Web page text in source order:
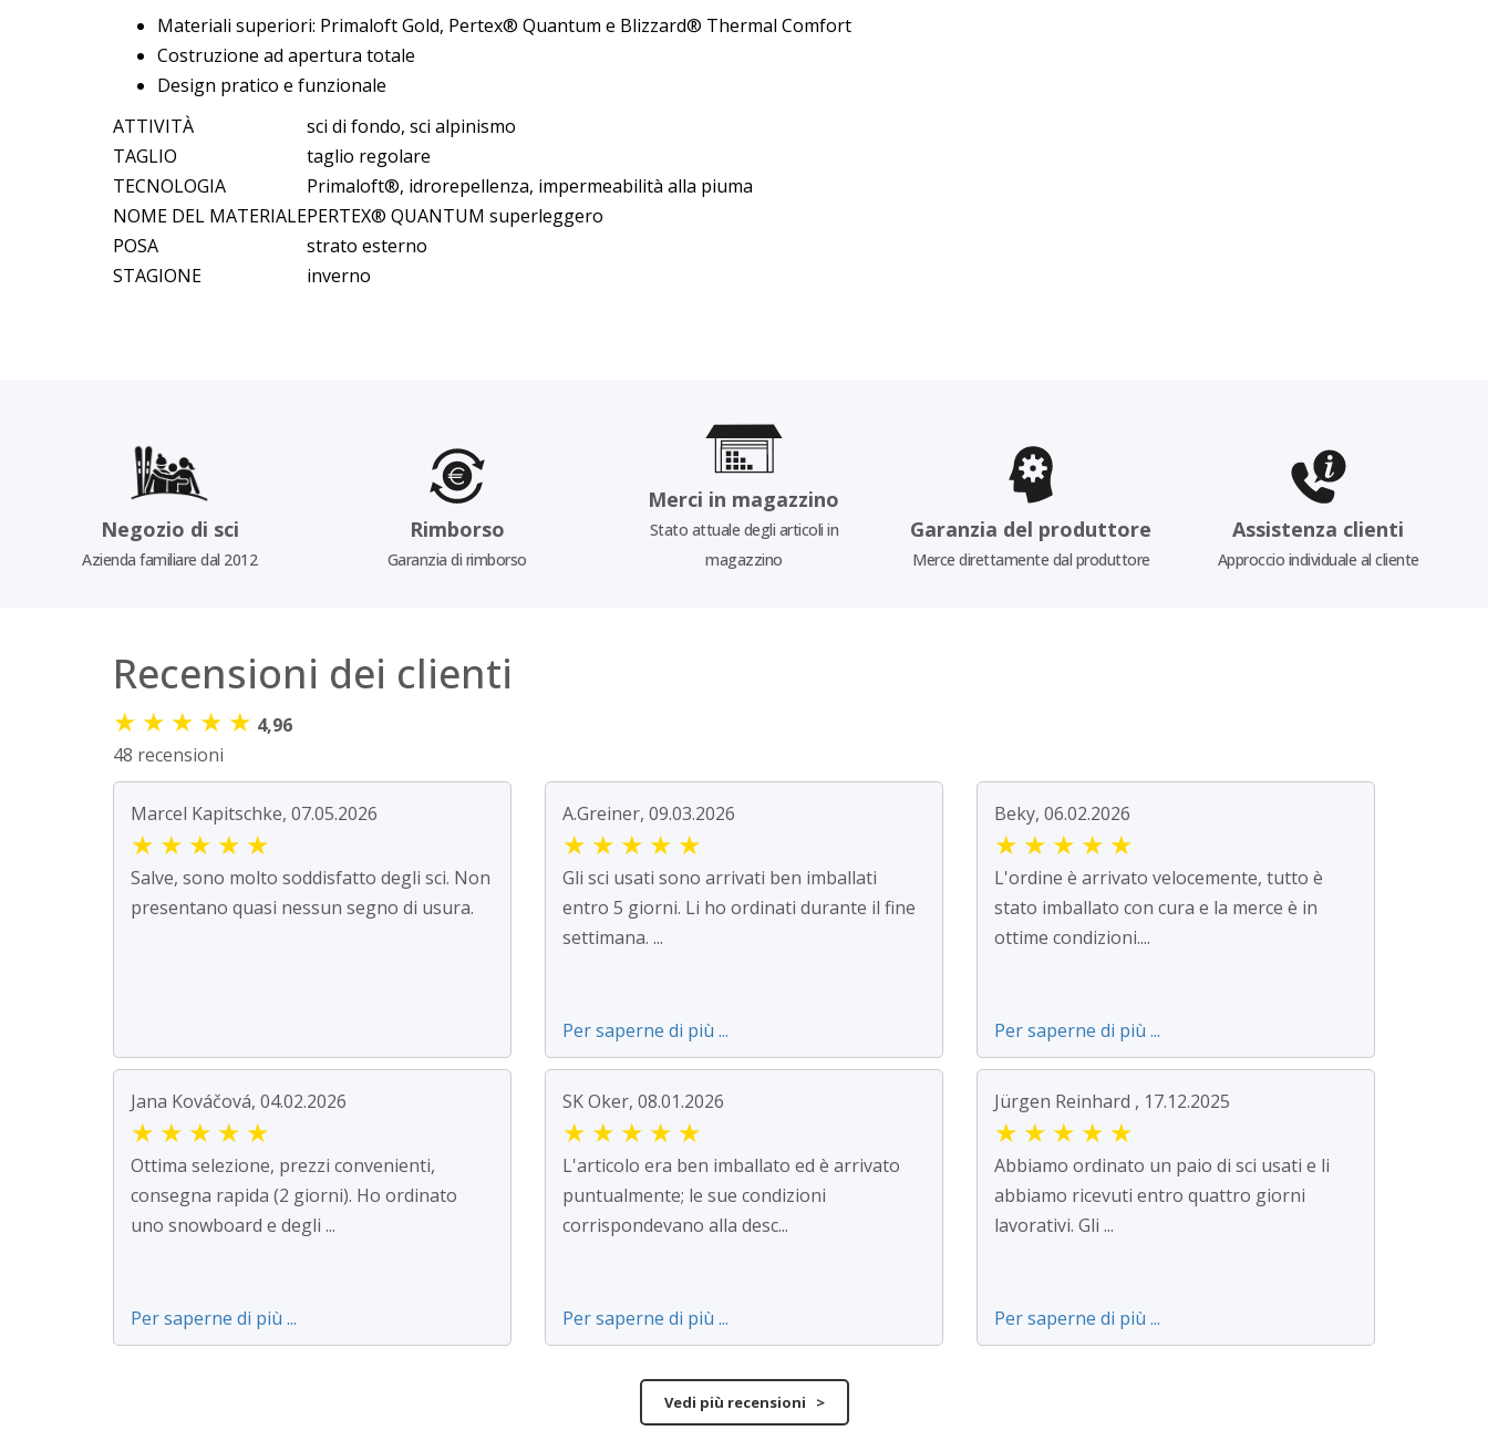
Materiali superiori: Primaloft Gold, Pertex® Quantum e Blizzard® Thermal Comfort
Costruzione ad apertura totale
Design pratico e funzionale
ATTIVITÀ
sci di fondo, sci alpinismo
TAGLIO
taglio regolare
TECNOLOGIA
Primaloft®, idrorepellenza, impermeabilità alla piuma
NOME DEL MATERIALEPERTEX® QUANTUM superleggero
POSA
strato esterno
STAGIONE
inverno
Negozio di sci
Azienda familiare dal 2012
Rimborso
Garanzia di rimborso
Merci in magazzino
Stato attuale degli articoli in
magazzino
Garanzia del produttore
Merce direttamente dal produttore
Assistenza clienti
Approccio individuale al cliente
Recensioni dei clienti
★ ★ ★ ★ ★ 4,96
48 recensioni
Marcel Kapitschke, 07.05.2026
★ ★ ★ ★ ★
Salve, sono molto soddisfatto degli sci. Non
presentano quasi nessun segno di usura.
A.Greiner, 09.03.2026
★ ★ ★ ★ ★
Gli sci usati sono arrivati ben imballati
entro 5 giorni. Li ho ordinati durante il fine
settimana. ...
Per saperne di più ...
Beky, 06.02.2026
★ ★ ★ ★ ★
L'ordine è arrivato velocemente, tutto è
stato imballato con cura e la merce è in
ottime condizioni....
Per saperne di più ...
Jana Kováčová, 04.02.2026
★ ★ ★ ★ ★
Ottima selezione, prezzi convenienti,
consegna rapida (2 giorni). Ho ordinato
uno snowboard e degli ...
Per saperne di più ...
SK Oker, 08.01.2026
★ ★ ★ ★ ★
L'articolo era ben imballato ed è arrivato
puntualmente; le sue condizioni
corrispondevano alla desc...
Per saperne di più ...
Jürgen Reinhard , 17.12.2025
★ ★ ★ ★ ★
Abbiamo ordinato un paio di sci usati e li
abbiamo ricevuti entro quattro giorni
lavorativi. Gli ...
Per saperne di più ...
Vedi più recensioni >